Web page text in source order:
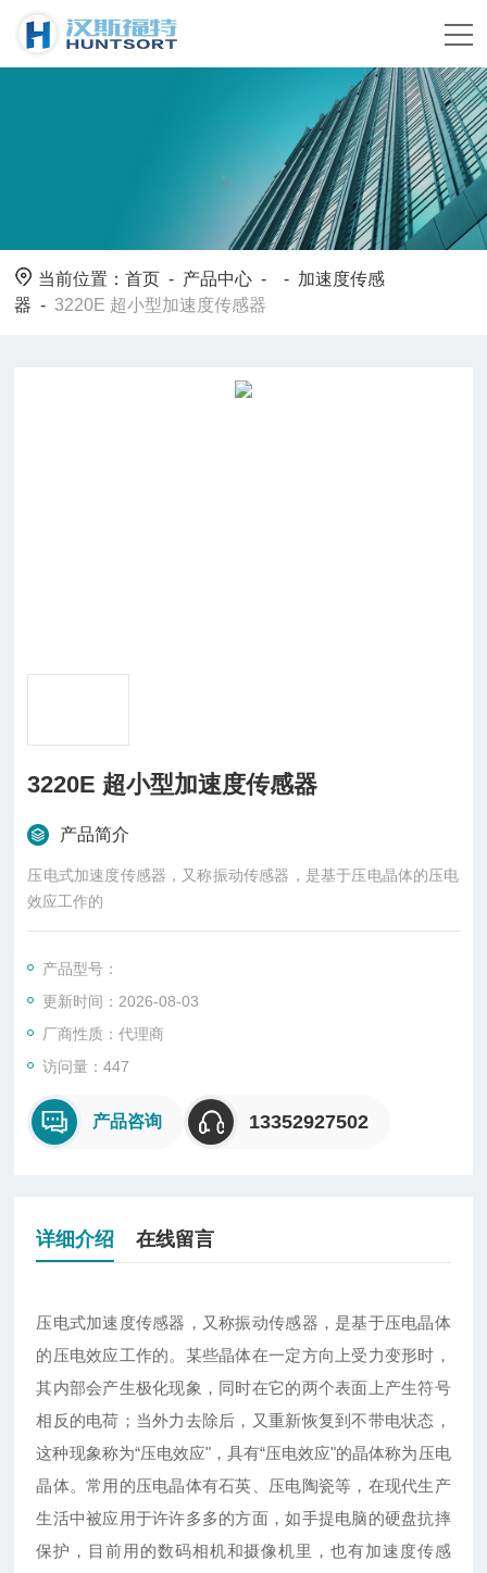
当前位置：首页 - 产品中心 - - 加速度传感
器 -3220E 超小型加速度传感器
3220E 超小型加速度传感器
产品简介
压电式加速度传感器，又称振动传感器，是基于压电晶体的压电
效应工作的
产品型号：
更新时间：2026-08-03
厂商性质：代理商
访问量：447
产品咨询 13352927502
详细介绍 在线留言
压电式加速度传感器，又称振动传感器，是基于压电晶体
的压电效应工作的。某些晶体在一定方向上受力变形时，
其内部会产生极化现象，同时在它的两个表面上产生符号
相反的电荷；当外力去除后，又重新恢复到不带电状态，
这种现象称为“压电效应"，具有“压电效应"的晶体称为压电
晶体。常用的压电晶体有石英、压电陶瓷等，在现代生产
生活中被应用于许许多多的方面，如手提电脑的硬盘抗摔
保护，目前用的数码相机和摄像机里，也有加速度传感